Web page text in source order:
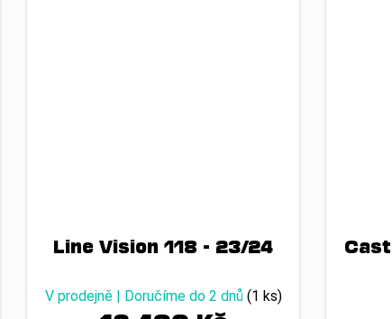
Line Vision 118 - 23/24
V prodejně | Doručíme do 2 dnů (1 ks)